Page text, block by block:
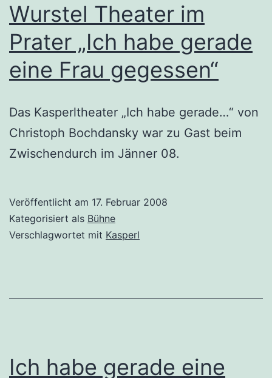
Wurstel Theater im
Prater „Ich habe gerade
eine Frau gegessen“
Das Kasperltheater „Ich habe gerade…“ von
Christoph Bochdansky war zu Gast beim
Zwischendurch im Jänner 08.
Veröffentlicht am 17. Februar 2008
Kategorisiert als Bühne
Verschlagwortet mit Kasperl
Ich habe gerade eine